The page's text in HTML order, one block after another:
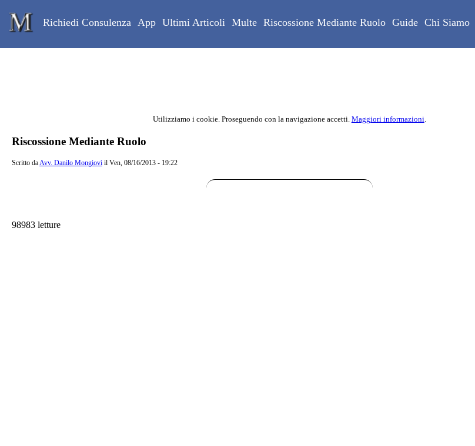
Studio Legale Mongiovì
Richiedi Consulenza App Ultimi Articoli Multe Riscossione Mediante Ruolo Guide Chi Siamo
Contenuto principale della pagina
Utilizziamo i cookie. Proseguendo con la navigazione accetti. Maggiori informazioni.
Riscossione Mediante Ruolo
Scritto daAvv. Danilo Mongiovì il Ven, 08/16/2013 - 19:22
98983 letture